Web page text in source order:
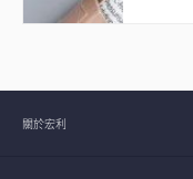
關於宏利